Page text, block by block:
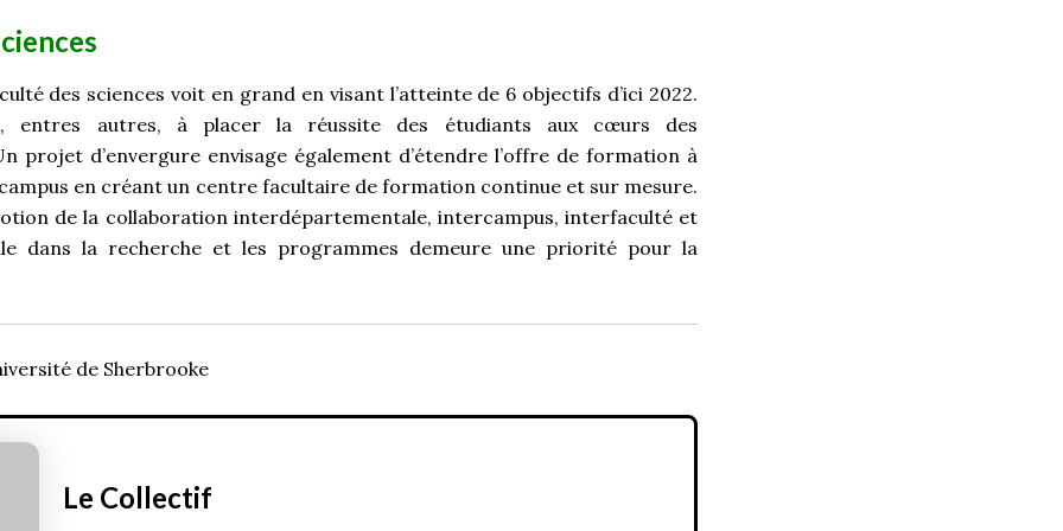
des sciences voit en grand en visant l’atteinte de 6 objectifs d’ici 2022.
entres autres, à placer la réussite des étudiants aux cœurs des
projet d’envergure envisage également d’étendre l’offre de formation à
en créant un centre facultaire de formation continue et sur mesure.
de la collaboration interdépartementale, intercampus, interfaculté et
dans la recherche et les programmes demeure une priorité pour la
de Sherbrooke
Le Collectif